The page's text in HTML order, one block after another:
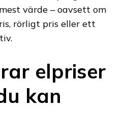
värde – oavsett om
rörligt pris eller ett
elpriser
kan